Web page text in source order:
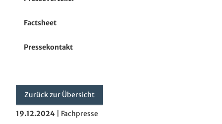
Fenster- und Senkrecht-Markisen
Wintergarten-Markisen
Glasoase
Terrassendach
Factsheet
Pressekontakt
Zurück zur Übersicht
19.12.2024 Fachpresse